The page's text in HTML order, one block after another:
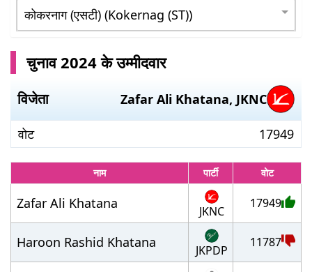
चुनाव 2024 के उम्मीदवार
विजेता Zafar Ali Khatana, JKNC
वोट 17949
नाम पार्टी वोट
Zafar Ali Khatana JKNC
17949
Haroon Rashid Khatana JKPDP
11787